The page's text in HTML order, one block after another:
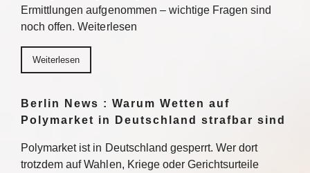
Ermittlungen aufgenommen – wichtige Fragen sind
noch offen. Weiterlesen
Weiterlesen
Berlin News : Warum Wetten auf
Polymarket in Deutschland strafbar sind
Polymarket ist in Deutschland gesperrt. Wer dort
trotzdem auf Wahlen, Kriege oder Gerichtsurteile